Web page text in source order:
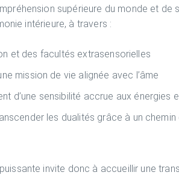
supérieure du monde et
intérieure, à travers :
et des facultés extrasensorielles
mission de vie alignée avec l’âme
d’une sensibilité accrue aux énergies
les dualités grâce à un chemin
invite donc à accueillir une